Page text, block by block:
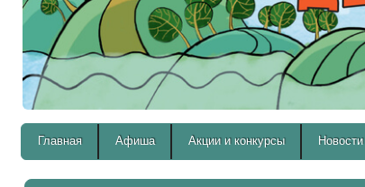
Главная Афиша Акции и конкурсы Новости